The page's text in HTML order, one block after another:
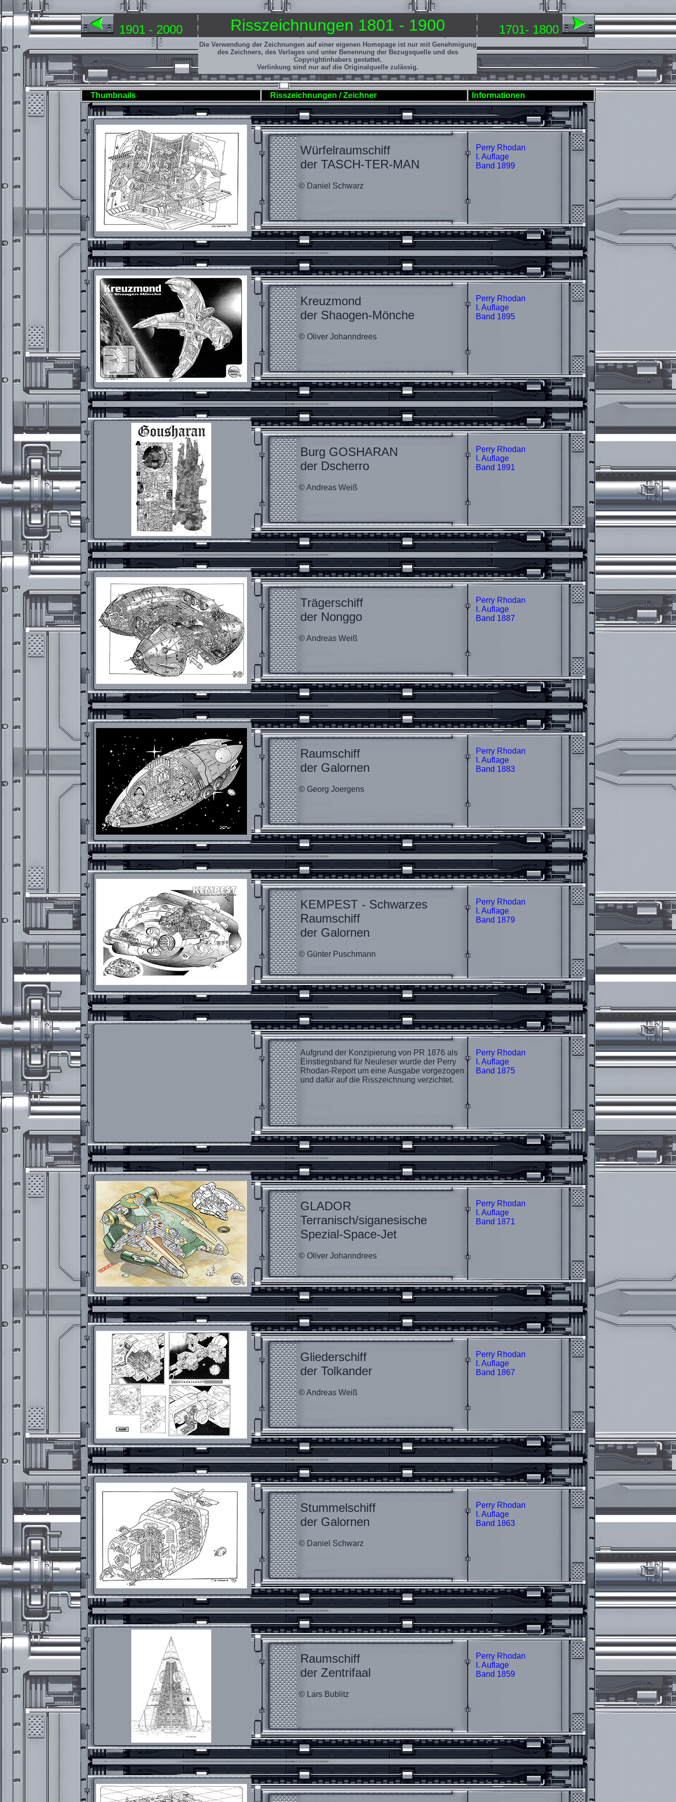
1901 - 2000 Risszeichnungen 1801 - 1900 1701- 1800
Die Verwendung der Zeichnungen auf einer eigenen Homepage ist nur mit Genehmigung
des Zeichners, des Verlages und unter Benennung der Bezugsquelle und des
Copyrightinhabers gestattet.
Verlinkung sind nur auf die Originalquelle zulässig.
Thumbnails Risszeichnungen / Zeichner Informationen
Würfelraumschiff
der TASCH-TER-MAN
© Daniel Schwarz
Perry Rhodan
I. Auflage
Band 1899
Kreuzmond
der Shaogen-Mönche
© Oliver Johanndrees
Perry Rhodan
I. Auflage
Band 1895
Burg GOSHARAN
der Dscherro
© Andreas Weiß
Perry Rhodan
I. Auflage
Band 1891
Trägerschiff
der Nonggo
© Andreas Weiß
Perry Rhodan
I. Auflage
Band 1887
Raumschiff
der Galornen
© Georg Joergens
Perry Rhodan
I. Auflage
Band 1883
KEMPEST - Schwarzes
Raumschiff
der Galornen
© Günter Puschmann
Perry Rhodan
I. Auflage
Band 1879
Aufgrund der Konzipierung von PR 1876 als
Einstiegsband für Neuleser wurde der Perry
Rhodan-Report um eine Ausgabe vorgezogen
und dafür auf die Risszeichnung verzichtet.
Perry Rhodan
I. Auflage
Band 1875
GLADOR
Terranisch/siganesische
Spezial-Space-Jet
© Oliver Johanndrees
Perry Rhodan
I. Auflage
Band 1871
Gliederschiff
der Tolkander
© Andreas Weiß
Perry Rhodan
I. Auflage
Band 1867
Stummelschiff
der Galornen
© Daniel Schwarz
Perry Rhodan
I. Auflage
Band 1863
Raumschiff
der Zentrifaal
© Lars Bublitz
Perry Rhodan
I. Auflage
Band 1859